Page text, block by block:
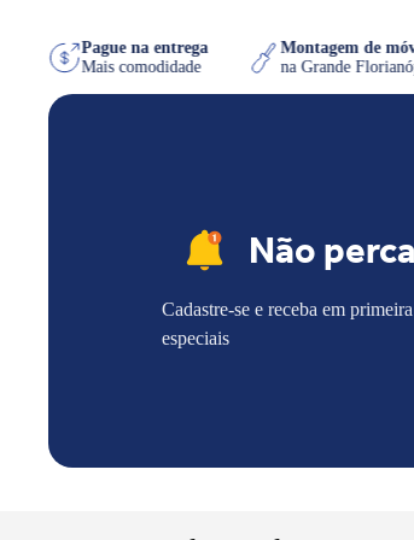
Pague na entrega
Mais comodidade
Montagem
na Grande
Não
Cadastre-se e receba em
especiais